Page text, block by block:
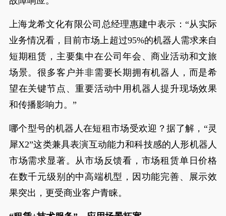
上海龙希文化有限公司总经理惠建中表示：“从实际
业务情况看，目前市场上超过95%的机器人需求来自
短期租赁，主要集中在公司年会、商业活动和文旅
场景。很多客户并非需要长期拥有机器人，而是希
望在关键节点、重要活动中用机器人提升现场效果
和传播影响力。”
哪个型号的机器人在短租市场受欢迎？据了解，“灵
犀X2”这类兼具表演互动能力和科技感的人形机器人
市场需求显著。从市场反馈看，市场租赁单日价格
在数千元级别的中高端机型，因功能完善、展示效
果突出，更受商业客户青睐。